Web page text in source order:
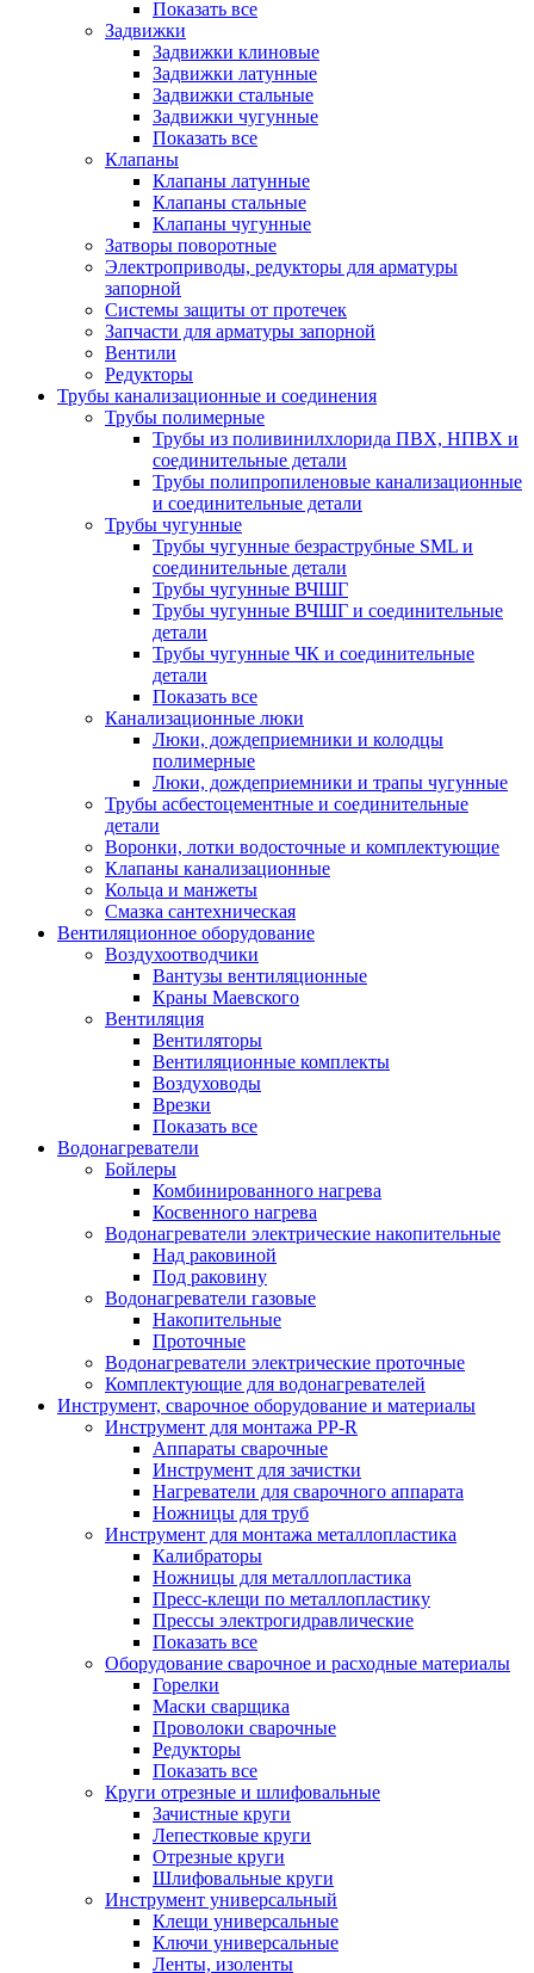
Показать все
Задвижки
Задвижки клиновые
Задвижки латунные
Задвижки стальные
Задвижки чугунные
Показать все
Клапаны
Клапаны латунные
Клапаны стальные
Клапаны чугунные
Затворы поворотные
Электроприводы, редукторы для арматуры
запорной
Системы защиты от протечек
Запчасти для арматуры запорной
Вентили
Редукторы
Трубы канализационные и соединения
Трубы полимерные
Трубы из поливинилхлорида ПВХ, НПВХ и
соединительные детали
Трубы полипропиленовые канализационные
и соединительные детали
Трубы чугунные
Трубы чугунные безраструбные SML и
соединительные детали
Трубы чугунные ВЧШГ
Трубы чугунные ВЧШГ и соединительные
детали
Трубы чугунные ЧК и соединительные
детали
Показать все
Канализационные люки
Люки, дождеприемники и колодцы
полимерные
Люки, дождеприемники и трапы чугунные
Трубы асбестоцементные и соединительные
детали
Воронки, лотки водосточные и комплектующие
Клапаны канализационные
Кольца и манжеты
Смазка сантехническая
Вентиляционное оборудование
Воздухоотводчики
Вантузы вентиляционные
Краны Маевского
Вентиляция
Вентиляторы
Вентиляционные комплекты
Воздуховоды
Врезки
Показать все
Водонагреватели
Бойлеры
Комбинированного нагрева
Косвенного нагрева
Водонагреватели электрические накопительные
Над раковиной
Под раковину
Водонагреватели газовые
Накопительные
Проточные
Водонагреватели электрические проточные
Комплектующие для водонагревателей
Инструмент, сварочное оборудование и материалы
Инструмент для монтажа PP-R
Аппараты сварочные
Инструмент для зачистки
Нагреватели для сварочного аппарата
Ножницы для труб
Инструмент для монтажа металлопластика
Калибраторы
Ножницы для металлопластика
Пресс-клещи по металлопластику
Прессы электрогидравлические
Показать все
Оборудование сварочное и расходные материалы
Горелки
Маски сварщика
Проволоки сварочные
Редукторы
Показать все
Круги отрезные и шлифовальные
Зачистные круги
Лепестковые круги
Отрезные круги
Шлифовальные круги
Инструмент универсальный
Клещи универсальные
Ключи универсальные
Ленты, изоленты